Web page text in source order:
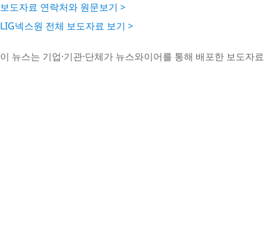
보도자료 연락처와 원문보기 >
LIG넥스원 전체 보도자료 보기 >
이 뉴스는 기업·기관·단체가 뉴스와이어를 통해 배포한 보도자